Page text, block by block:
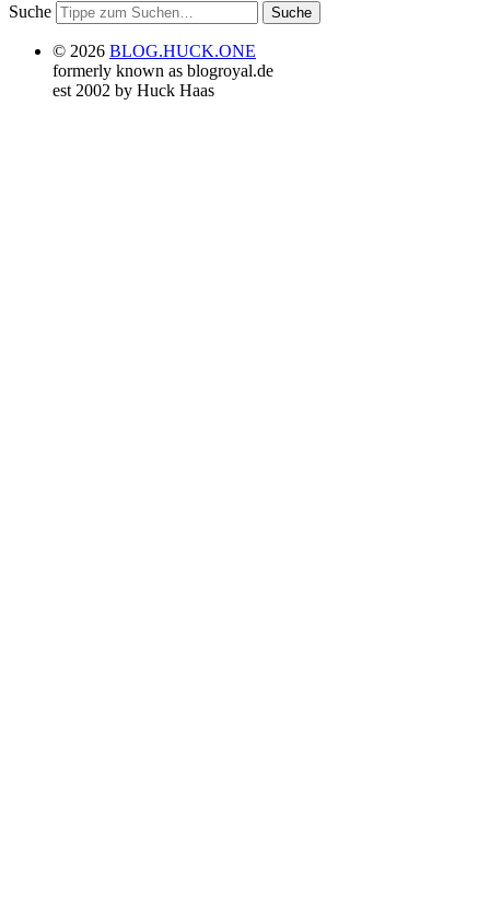
Suche
© 2026 BLOG.HUCK.ONE
formerly known as blogroyal.de
est 2002 by Huck Haas